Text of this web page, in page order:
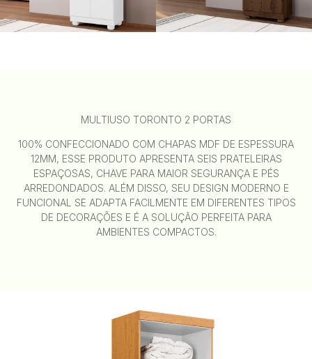
MULTIUSO TORONTO 2 PORTAS
100% CONFECCIONADO COM CHAPAS MDF DE ESPESSURA
12MM, ESSE PRODUTO APRESENTA SEIS PRATELEIRAS
ESPAÇOSAS, CHAVE PARA MAIOR SEGURANÇA E PÉS
ARREDONDADOS. ALÉM DISSO, SEU DESIGN MODERNO E
FUNCIONAL SE ADAPTA FACILMENTE EM DIFERENTES TIPOS
DE DECORAÇÕES E É A SOLUÇÃO PERFEITA PARA
AMBIENTES COMPACTOS.